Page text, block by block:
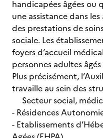
handicapées âgées
une assistance dans
des prestations de
sociale. Les
foyers d’accueil
personnes adultes
Plus précisément,
travaille au sein des
Secteur social,
- Résidences
- Etablissements